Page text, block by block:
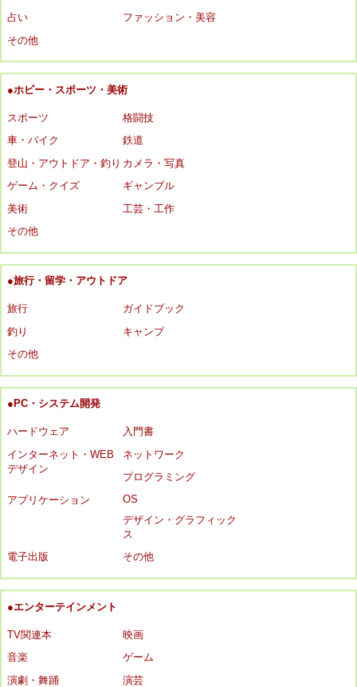
占い
ファッション・美容
その他
●ホビー・スポーツ・美術
スポーツ
格闘技
車・バイク
鉄道
登山・アウトドア・釣り カメラ・写真
ゲーム・クイズ
ギャンブル
美術
工芸・工作
その他
●旅行・留学・アウトドア
旅行
ガイドブック
釣り
キャンプ
その他
●PC・システム開発
ハードウェア
入門書
インターネット・WEB
デザイン
ネットワーク
プログラミング
アプリケーション
OS
デザイン・グラフィック
ス
電子出版
その他
●エンターテインメント
TV関連本
映画
音楽
ゲーム
演劇・舞踊
演芸